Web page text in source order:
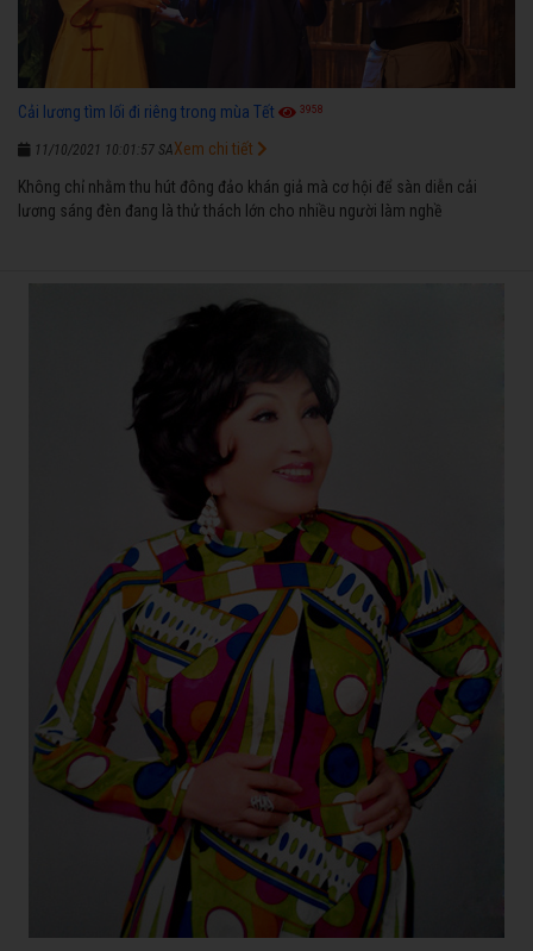
Cải lương tìm lối đi riêng trong mùa Tết 3958
11/10/2021 10:01:57 SA
Không chỉ nhằm thu hút đông đảo khán giả mà cơ hội để sàn diễn cải
lương sáng đèn đang là thử thách lớn cho nhiều người làm nghề
Xem chi tiết